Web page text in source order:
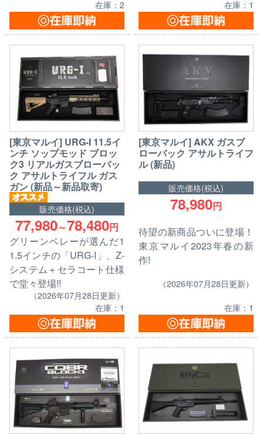
在庫：2
在庫：1
[東京マルイ] URG-I 11.5イ
ンチ ソップモッド ブロッ
ク3 リアルガスブローバッ
ク アサルトライフル ガス
ガン (新品～新品取寄)
販売価格(税込)
77,980～78,480円
グリーンベレーが選んだ1
1.5インチの「URG-I」、Z-
システム＋セラコート仕様
で堂々登場!!
（2026年07月28日更新）
在庫：1
[東京マルイ] AKX ガスブ
ローバック アサルトライフ
ル (新品)
販売価格(税込)
78,980円
待望の新商品ついに登場！
東京マルイ2023年春の新
作!
（2026年07月28日更新）
在庫：1